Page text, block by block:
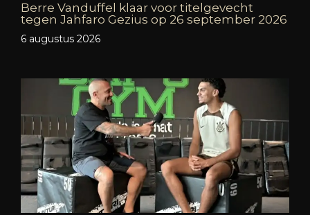
Berre Vanduffel klaar voor titelgevecht
tegen Jahfaro Gezius op 26 september 2026
6 augustus 2026